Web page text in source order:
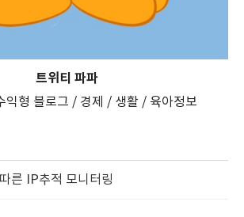
트위티 파파
익형 블로그 / 경제 / 생활 / 육아정보
른 IP추적 모니터링